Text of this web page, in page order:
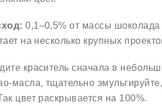
0,1–0,5% от массы шоколада
на несколько крупных
краситель сначала в
масла, тщательно
цвет раскрывается на 100%.